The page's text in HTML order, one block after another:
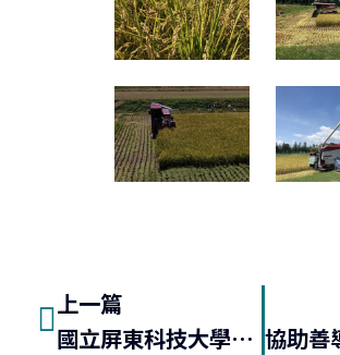
上一篇
國立屏東科技大學智慧農業中心併聯型太陽光電發電系統實例